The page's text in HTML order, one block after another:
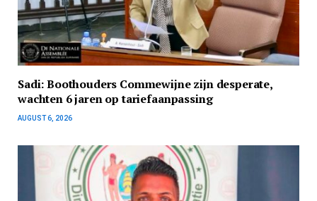
Sadi: Boothouders Commewijne zijn desperate,
wachten 6 jaren op tariefaanpassing
AUGUST 6, 2026